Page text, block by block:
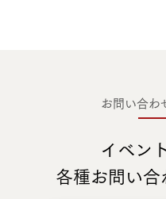
お問い合わ
イベン
各種お問い